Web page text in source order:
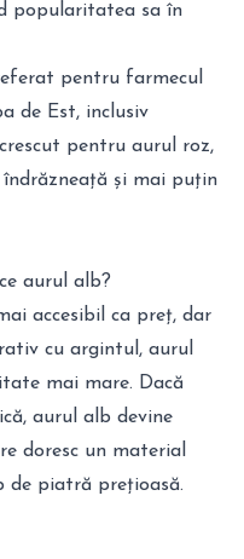
popularitatea sa în
pentru farmecul
de Est, inclusiv
pentru aurul roz,
și mai puțin
aurul alb?
accesibil ca preț, dar
cu argintul, aurul
mai mare. Dacă
aurul alb devine
doresc un material
de piatră prețioasă.